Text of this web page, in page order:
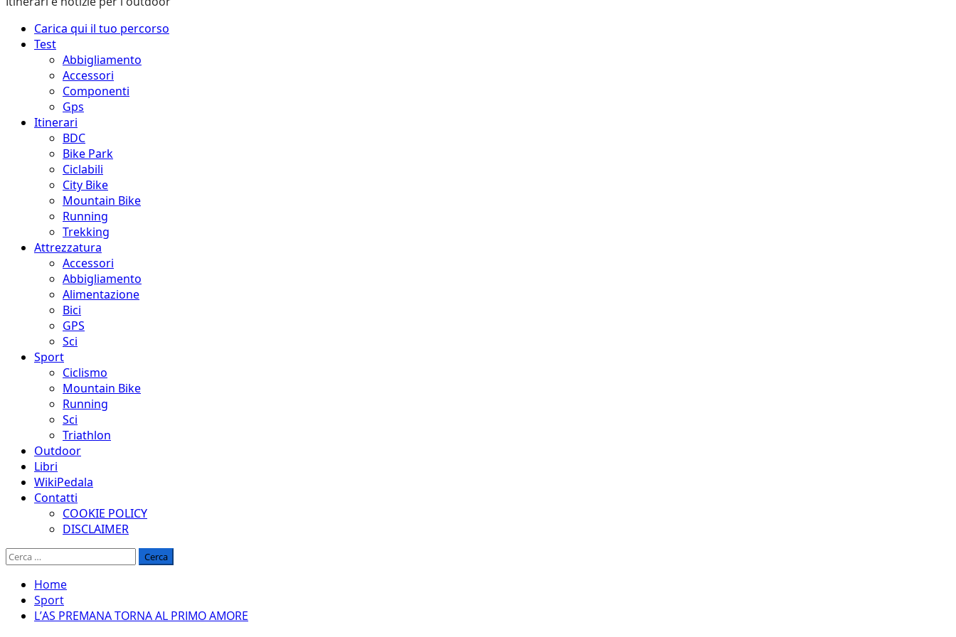
Menu
principale
Carica qui il tuo percorso
Test
Abbigliamento
Accessori
Componenti
Gps
Itinerari
BDC
Bike Park
Ciclabili
City Bike
Mountain Bike
Running
Trekking
Attrezzatura
Accessori
Abbigliamento
Alimentazione
Bici
GPS
Sci
Sport
Ciclismo
Mountain Bike
Running
Sci
Triathlon
Outdoor
Libri
WikiPedala
Contatti
COOKIE POLICY
DISCLAIMER
Ricerca
Home
Sport
L’AS PREMANA TORNA AL PRIMO AMORE